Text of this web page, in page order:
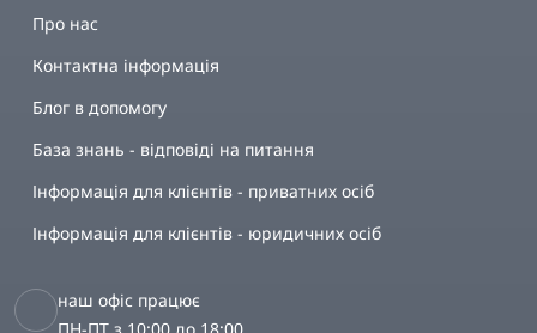
Про нас
Контактна інформація
Блог в допомогу
База знань - відповіді на питання
Інформація для клієнтів - приватних осіб
Інформація для клієнтів - юридичних осіб
наш офіс працює